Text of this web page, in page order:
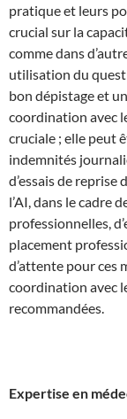
pratique et leurs
crucial sur la
comme dans
utilisation du
bon dépistage et
coordination avec
cruciale ; elle peut
indemnités
d’essais de
l’AI, dans le cadre
professionnelles,
placement
d’attente pour ces
coordination avec
recommandées.
Expertise en